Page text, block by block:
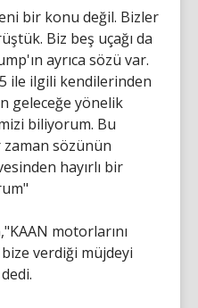
bir konu değil. Bizler
Biz beş uçağı da
ayrıca sözü var.
ile ilgili kendilerinden
geleceğe yönelik
biliyorum. Bu
zaman sözünün
hayırlı bir
motorlarını
verdiği müjdeyi